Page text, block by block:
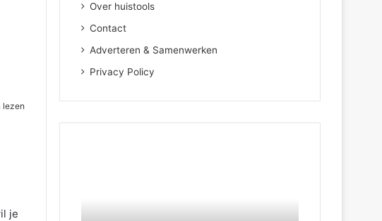
lezen
je
Over huistools
Contact
Adverteren & Samenwerken
Privacy Policy